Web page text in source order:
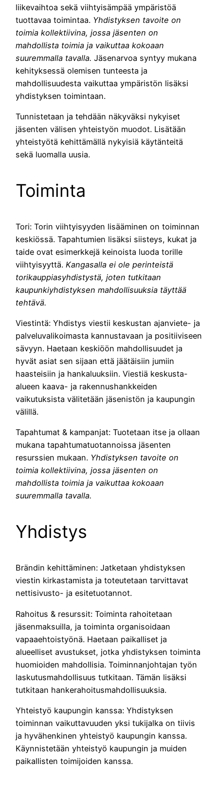
liikevaihtoa sekä viihtyisämpää ympäristöä
tuottavaa toimintaa. Yhdistyksen tavoite on
toimia kollektiivina, jossa jäsenten on
mahdollista toimia ja vaikuttaa kokoaan
suuremmalla tavalla. Jäsenarvoa syntyy mukana
kehityksessä olemisen tunteesta ja
mahdollisuudesta vaikuttaa ympäristön lisäksi
yhdistyksen toimintaan.
Tunnistetaan ja tehdään näkyväksi nykyiset
jäsenten välisen yhteistyön muodot. Lisätään
yhteistyötä kehittämällä nykyisiä käytänteitä
sekä luomalla uusia.
Toiminta
Tori: Torin viihtyisyyden lisääminen on toiminnan
keskiössä. Tapahtumien lisäksi siisteys, kukat ja
taide ovat esimerkkejä keinoista luoda torille
viihtyisyyttä. Kangasalla ei ole perinteistä
torikauppiasyhdistystä, joten tutkitaan
kaupunkiyhdistyksen mahdollisuuksia täyttää
tehtävä.
Viestintä: Yhdistys viestii keskustan ajanviete- ja
palveluvalikoimasta kannustavaan ja positiiviseen
sävyyn. Haetaan keskiöön mahdollisuudet ja
hyvät asiat sen sijaan että jäätäisiin jumiin
haasteisiin ja hankaluuksiin. Viestiä keskusta-
alueen kaava- ja rakennushankkeiden
vaikutuksista välitetään jäsenistön ja kaupungin
välillä.
Tapahtumat & kampanjat: Tuotetaan itse ja ollaan
mukana tapahtumatuotannoissa jäsenten
resurssien mukaan. Yhdistyksen tavoite on
toimia kollektiivina, jossa jäsenten on
mahdollista toimia ja vaikuttaa kokoaan
suuremmalla tavalla.
Yhdistys
Brändin kehittäminen: Jatketaan yhdistyksen
viestin kirkastamista ja toteutetaan tarvittavat
nettisivusto- ja esitetuotannot.
Rahoitus & resurssit: Toiminta rahoitetaan
jäsenmaksuilla, ja toiminta organisoidaan
vapaaehtoistyönä. Haetaan paikalliset ja
alueelliset avustukset, jotka yhdistyksen toiminta
huomioiden mahdollisia. Toiminnanjohtajan työn
laskutusmahdollisuus tutkitaan. Tämän lisäksi
tutkitaan hankerahoitusmahdollisuuksia.
Yhteistyö kaupungin kanssa: Yhdistyksen
toiminnan vaikuttavuuden yksi tukijalka on tiivis
ja hyvähenkinen yhteistyö kaupungin kanssa.
Käynnistetään yhteistyö kaupungin ja muiden
paikallisten toimijoiden kanssa.